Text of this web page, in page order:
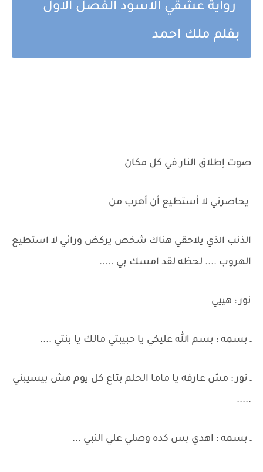
رواية عشقي الاسود الفصل الاول
بقلم ملك احمد
صوت إطلاق النار في كل مكان
يحاصرني لا أستطيع أن أهرب من
الذنب الذي يلاحقي هناك شخص يركض ورائي لا استطيع
الهروب .... لحظه لقد امسك بي .....
نور : هييي
ـ بسمه : بسم الله عليكي يا حبيبتي مالك يا بنتي ....
ـ نور : مش عارفه يا ماما الحلم بتاع كل يوم مش بيسيبني
.....
ـ بسمه : اهدي بس كده وصلي علي النبي ...